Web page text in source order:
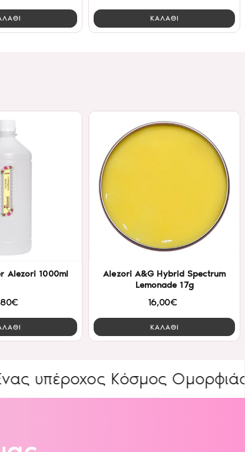
ΚΑΛΑΘΙ
Alezori 1000ml
Alezori A&G Hybrid Spectrum
Lemonade 17g
16,00€
ΚΑΛΑΘΙ
Κόσμος Ομορφιάς